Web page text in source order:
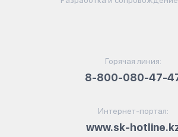
Горячая линия:
8-800-080-47-
Интернет-портал:
www.sk-